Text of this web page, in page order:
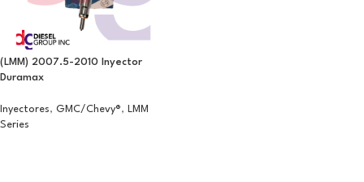
(LMM) 2007.5-2010 Inyector
Duramax
Inyectores, GMC/Chevy®, LMM
Series